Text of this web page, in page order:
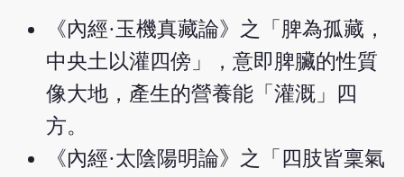
《內經·玉機真藏論》之「脾為孤藏，
中央土以灌四傍」，意即脾臟的性質
像大地，產生的營養能「灌溉」四
方。
《內經·太陰陽明論》之「四肢皆稟氣